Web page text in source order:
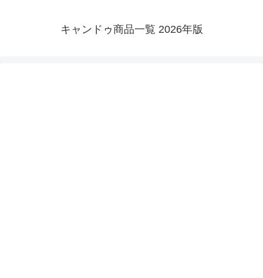
キャンドゥ商品一覧 2026年版